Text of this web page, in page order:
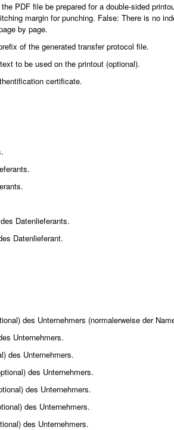
PDF file be prepared for a double-sided
margin for punching. False: There is no
by page.
of the generated transfer protocol file.
to be used on the printout (optional).
certificate.
Datenlieferants.
Datenlieferant.
des Unternehmers (normalerweise der
Unternehmers.
des Unternehmers.
des Unternehmers.
des Unternehmers.
des Unternehmers.
des Unternehmers.